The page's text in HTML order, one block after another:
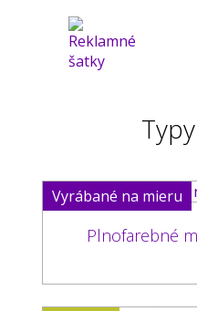
Vyrábané na mieru
Plnofarebné